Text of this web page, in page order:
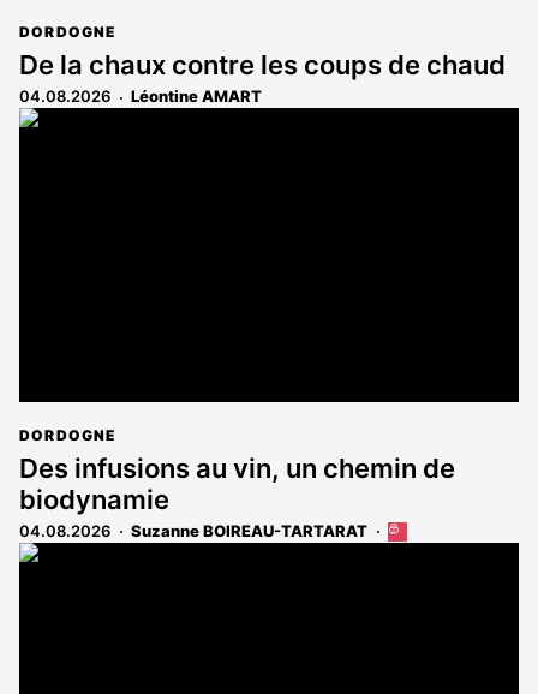
DORDOGNE
De la chaux contre les coups de chaud
04.08.2026 Léontine AMART
DORDOGNE
Des infusions au vin, un chemin de
biodynamie
04.08.2026 Suzanne BOIREAU-TARTARAT
Cet